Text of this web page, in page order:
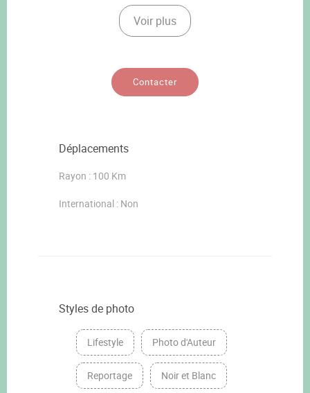
Voir plus
Contacter
Déplacements
Rayon : 100 Km
International : Non
Styles de photo
Lifestyle Photo d'Auteur
Reportage Noir et Blanc